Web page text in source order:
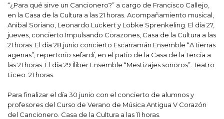
“¿Para qué sirve un Cancionero?” a cargo de Francisco Callejo,
en la Casa de la Cultura a las 21 horas. Acompañamiento musical,
Anibal Soriano, Leonardo Luckert y Lobke Sprenkeling. El día 27,
jueves, concierto Impulsando Corazones, Casa de la Cultura a las
21 horas. El día 28 junio concierto Escarramán Ensemble “A tierras
agenas”, repertorio sefardí, en el patio de la Casa de la Tercia a
las 21 horas. El día 29 Íliber Ensemble “Mestizajes sonoros”. Teatro
Liceo. 21 horas.
Para finalizar el día 30 junio con el concierto de alumnos y
profesores del Curso de Verano de Música Antigua V Corazón
del Cancionero. Casa de la Cultura a las 11 horas.